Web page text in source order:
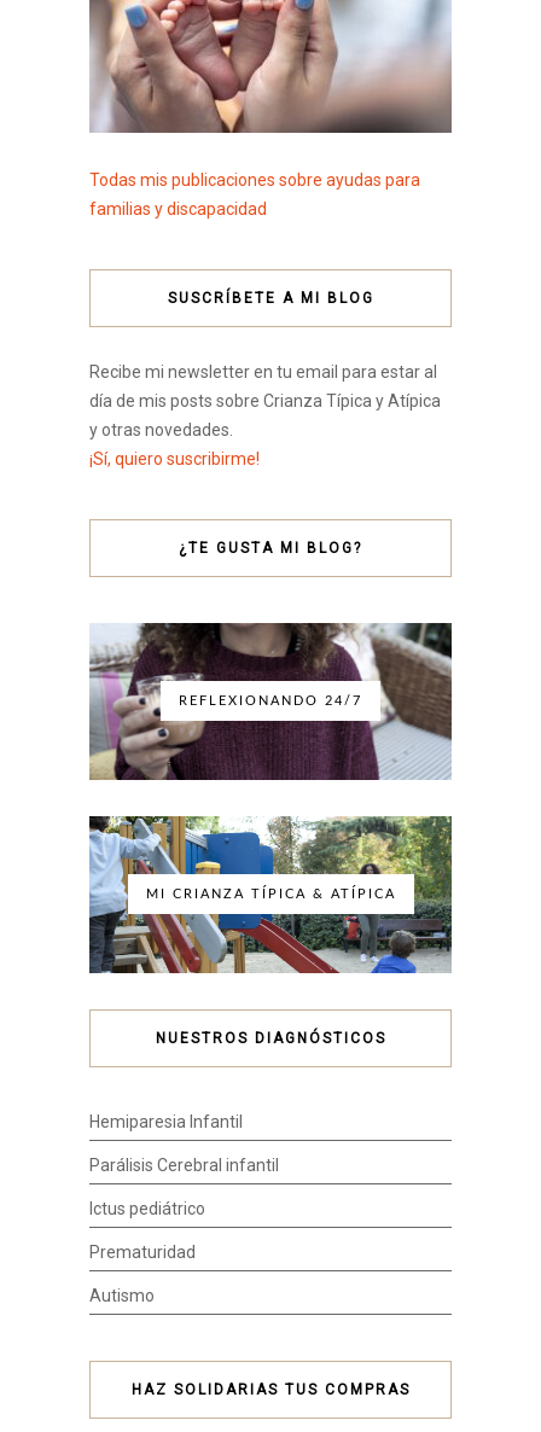
Todas mis publicaciones sobre ayudas para
familias y discapacidad
SUSCRÍBETE A MI BLOG
Recibe mi newsletter en tu email para estar al
día de mis posts sobre Crianza Típica y Atípica
y otras novedades.
¡Sí, quiero suscribirme!
¿TE GUSTA MI BLOG?
REFLEXIONANDO 24/7
MI CRIANZA TÍPICA & ATÍPICA
NUESTROS DIAGNÓSTICOS
Hemiparesia Infantil
Parálisis Cerebral infantil
Ictus pediátrico
Prematuridad
Autismo
HAZ SOLIDARIAS TUS COMPRAS